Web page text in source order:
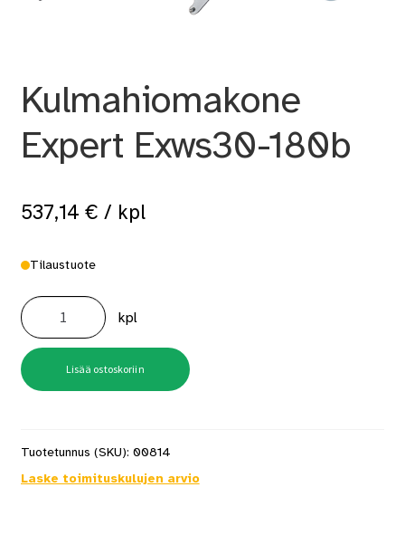
Kulmahiomakone
Expert Exws30-180b
537,14 € / kpl
Tilaustuote
Kulmahiomakone
Expert
Exws30-
180b
määrä
kpl
Lisää ostoskoriin
Tuotetunnus (SKU): 00814
Laske toimituskulujen arvio